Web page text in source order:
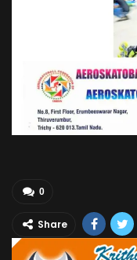
0
Share